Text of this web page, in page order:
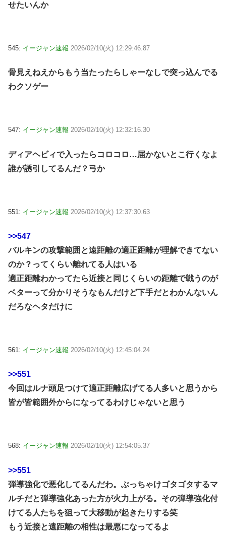
せたいんか
545: イージャン速報 2026/02/10(火) 12:29:46.87
骨見えねえからもう当たったらしゃーなしで突っ込んでる
わクソゲー
547: イージャン速報 2026/02/10(火) 12:32:16.30
ディアヘビィで入ったらコロコロ…届かないとこ行くなよ
誰が誘引してるんだ？弓か
551: イージャン速報 2026/02/10(火) 12:37:30.63
>>547
バルキンの攻撃範囲と遠距離の適正距離が理解できてない
のか？ってくらい離れてる人はいる
適正距離わかってたら近接と同じくらいの距離で戦うのが
ベターって分かりそうなもんだけど下手だとわかんないん
だろなヘタだけに
561: イージャン速報 2026/02/10(火) 12:45:04.24
>>551
今回はルナ頭足つけて適正距離広げてる人多いと思うから
皆が皆範囲外からになってるわけじゃないと思う
568: イージャン速報 2026/02/10(火) 12:54:05.37
>>551
弾導強化で悪化してるんだわ。ぶっちゃけゴタゴタするマ
ルチだと弾導強化あった方が火力上がる。その弾導強化付
けてる人たちを狙って大移動が起きたりする笑
もう近接と遠距離の相性は最悪になってるよ